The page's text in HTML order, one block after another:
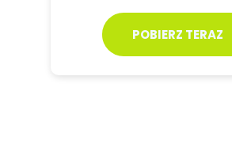
POBIERZ TERAZ